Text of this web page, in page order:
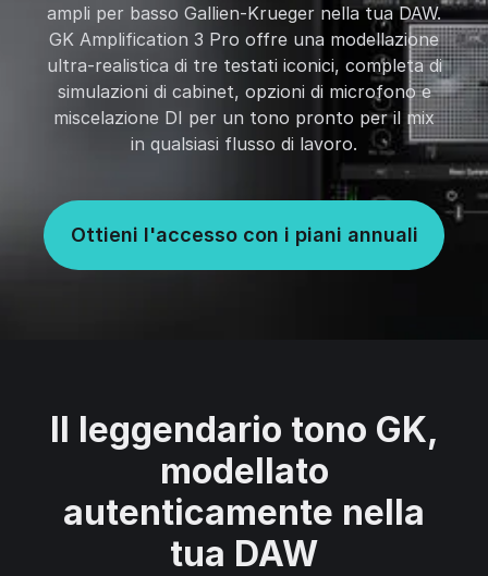
ampli per basso Gallien-Krueger nella tua DAW.
GK Amplification 3 Pro offre una modellazione
ultra-realistica di tre testati iconici, completa di
simulazioni di cabinet, opzioni di microfono e
miscelazione DI per un tono pronto per il mix
in qualsiasi flusso di lavoro.
Ottieni l'accesso con i piani annuali
Il leggendario tono GK,
modellato
autenticamente nella
tua DAW